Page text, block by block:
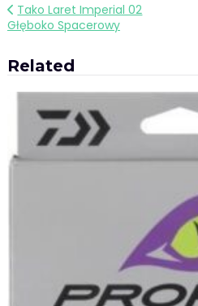
Nawigacja
wpisu
Tako Laret Imperial 02
Głęboko Spacerowy
Related